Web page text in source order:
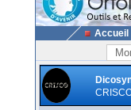
Accueil